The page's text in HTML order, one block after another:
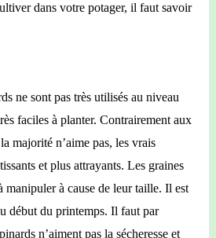
dans votre potager, il faut savoir
ne sont pas très utilisés au niveau
faciles à planter. Contrairement aux
majorité n’aime pas, les vrais
et plus attrayants. Les graines
manipuler à cause de leur taille. Il est
début du printemps. Il faut par
n’aiment pas la sécheresse et